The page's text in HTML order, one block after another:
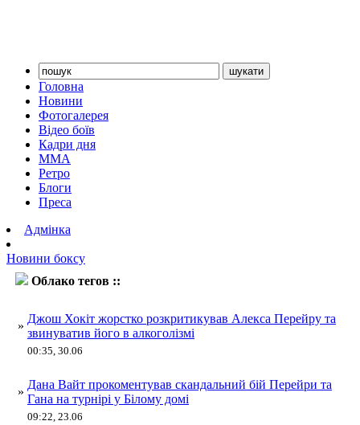
Головна
Новини
Фотогалерея
Відео боїв
Кадри дня
ММА
Ретро
Блоги
Преса
Адмінка
Новини боксу
Облако тегов ::
»
Джош Хокіт жорстко розкритикував Алекса Перейру та
звинуватив його в алкоголізмі
00:35, 30.06
»
Дана Вайт прокоментував скандальний бій Перейри та
Гана на турнірі у Білому домі
09:22, 23.06